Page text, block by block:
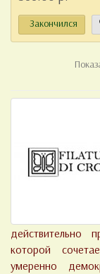
Закончился
действительно
которой
умеренно